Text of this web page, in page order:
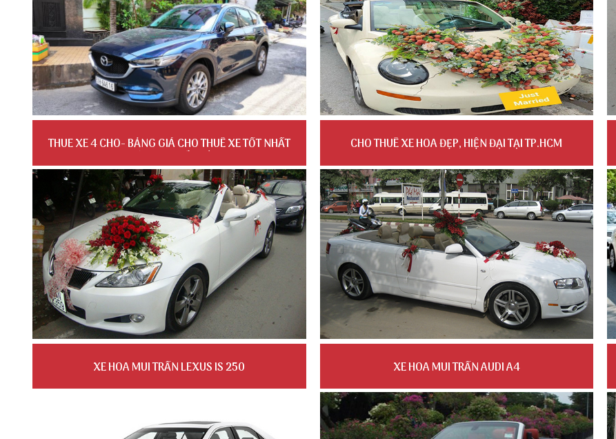
THUE XE 4 CHO- BẢNG GIÁ CHO THUÊ XE TỐT NHẤT CHO THUÊ XE HOA ĐẸP, HIỆN ĐẠI TẠI TP.HCM
XE HOA MUI TRẦN LEXUS IS 250 XE HOA MUI TRẦN AUDI A4